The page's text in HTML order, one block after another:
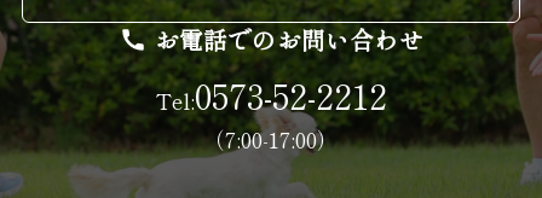
お電話でのお問い合わせ
Tel:0573-52-2212
（7:00-17:00）